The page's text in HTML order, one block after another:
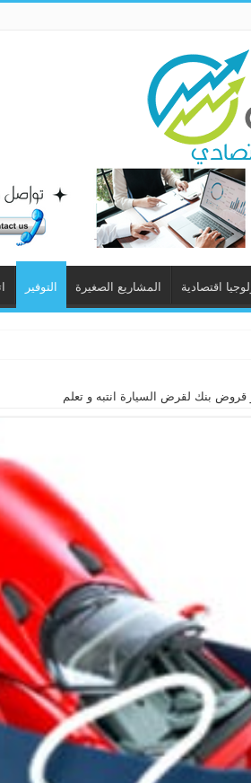
اقتصادية المشاريع الصغيرة التوفير
بنك لقرض السيارة انتبه و تعلم